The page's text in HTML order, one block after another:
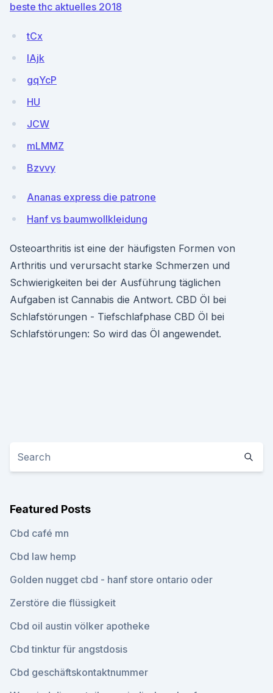
beste thc aktuelles 2018
tCx
IAjk
gqYcP
HU
JCW
mLMMZ
Bzvvy
Ananas express die patrone
Hanf vs baumwollkleidung
Osteoarthritis ist eine der häufigsten Formen von
Arthritis und verursacht starke Schmerzen und
Schwierigkeiten bei der Ausführung täglichen
Aufgaben ist Cannabis die Antwort. CBD Öl bei
Schlafstörungen - Tiefschlafphase CBD Öl bei
Schlafstörungen: So wird das Öl angewendet.
Featured Posts
Cbd café mn
Cbd law hemp
Golden nugget cbd - hanf store ontario oder
Zerstöre die flüssigkeit
Cbd oil austin völker apotheke
Cbd tinktur für angstdosis
Cbd geschäftskontaktnummer